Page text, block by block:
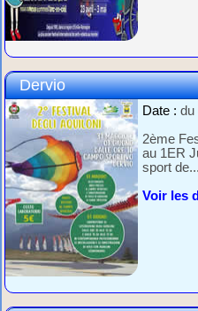
Dervio
Date :du
2ème
au 1ER
sport de...
Voir les